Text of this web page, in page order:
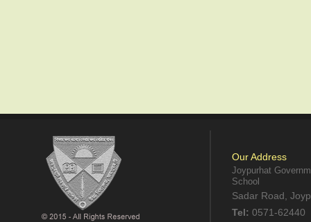
Our Address
Joypurhat
School
Sadar Road,
Tel: 0571-62440